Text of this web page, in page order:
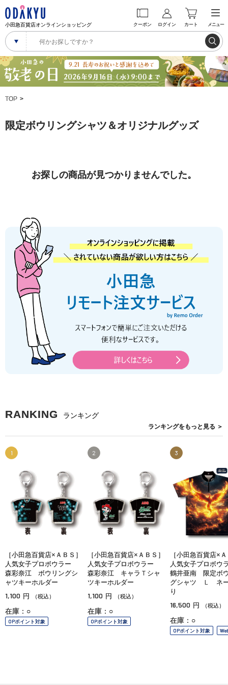
小田急百貨店オンラインショッピング クーポン ログイン カート メニュー
TOP
限定ボウリングシャツ＆オリジナルグッズ
お探しの商品が見つかりませんでした。
RANKING ランキング
ランキングをもっと見る ＞
1
［小田急百貨店×ＡＢＳ］
人気女子プロボウラー
森彩奈江 ボウリングシ
ャツキーホルダー
1,100 円 （税込）
在庫：○
OPポイント対象
2
［小田急百貨店×ＡＢＳ］
人気女子プロボウラー
森彩奈江 キャラＴシャ
ツキーホルダー
1,100 円 （税込）
在庫：○
OPポイント対象
3
［小田急百貨店×
人気女子プロボ
鶴井亜南 限定ボ
グシャツ Ｌ ネ
り
16,500 円 （税込）
在庫：○
OPポイント対象